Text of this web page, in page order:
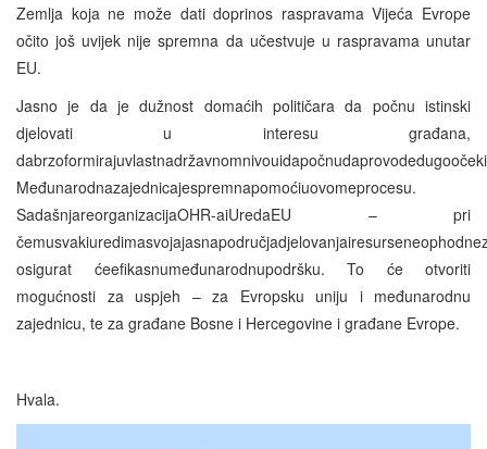
Zemlja koja ne može dati doprinos raspravama Vijeća Evrope
očito još uvijek nije spremna da učestvuje u raspravama unutar
EU.
Jasno je da je dužnost domaćih političara da počnu istinski
djelovati u interesu građana,
Međunarodnazajednicajespremnapomoćiuovomeprocesu.
SadašnjareorganizacijaOHR-aiUredaEU – pri
osigurat ćeefikasnumeđunarodnupodršku. To će otvoriti
mogućnosti za uspjeh – za Evropsku uniju i međunarodnu
zajednicu, te za građane Bosne i Hercegovine i građane Evrope.
Hvala.